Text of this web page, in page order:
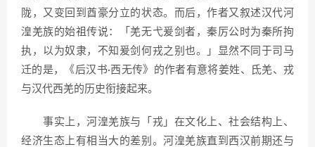
陇，又变回到酋豪分立的状态。而后，作者又叙述汉代河
湟羌族的始祖传说：「羌无弋爰剑者，秦厉公时为秦所拘
执，以为奴隶，不知爰剑何戎之别也。」显然不同于司马
迁的是，《后汉书·西无传》的作者有意将姜姓、氐羌、戎
与汉代西羌的历史衔接起来。
事实上，河湟羌族与「戎」在文化上、社会结构上、
经济生态上有相当大的差别。河湟羌族直到西汉前期还与